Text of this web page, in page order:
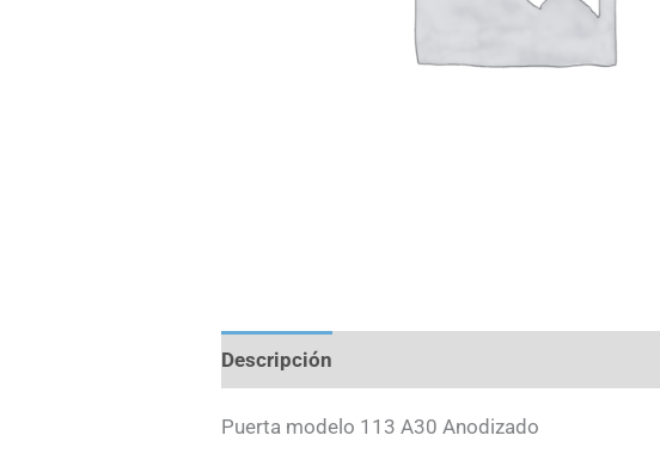
Descripción
Puerta modelo 113 A30 Anodizado